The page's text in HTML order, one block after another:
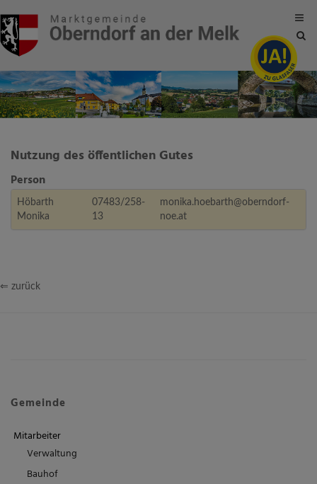
Site
Nutzung des öffentlichen Gutes
Person
Höbarth
Monika
07483/258-
13
monika.hoebarth@oberndorf-
noe.at
⇐ zurück
Gemeinde
Mitarbeiter
Verwaltung
Bauhof